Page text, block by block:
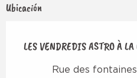
Ubicación
LES VENDREDIS ASTRO À LA
Rue des